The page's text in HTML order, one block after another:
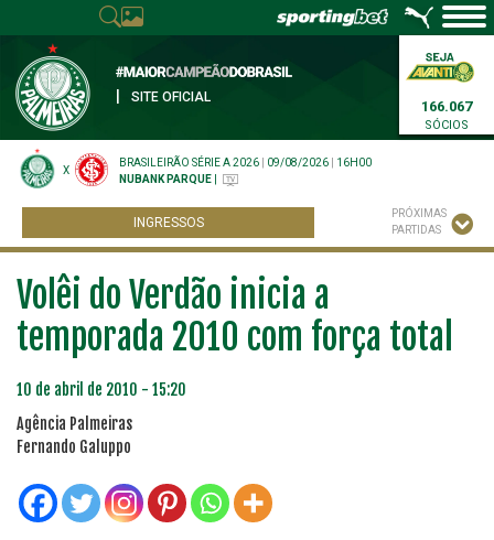
SITE OFICIAL
166.067
SÓCIOS
X
BRASILEIRÃO SÉRIE A 2026 09/08/2026
16H00
NUBANK PARQUE
INGRESSOS
PRÓXIMAS
PARTIDAS
Volêi do Verdão inicia a
temporada 2010 com força total
10 de abril de 2010 - 15:20
Agência Palmeiras
Fernando Galuppo